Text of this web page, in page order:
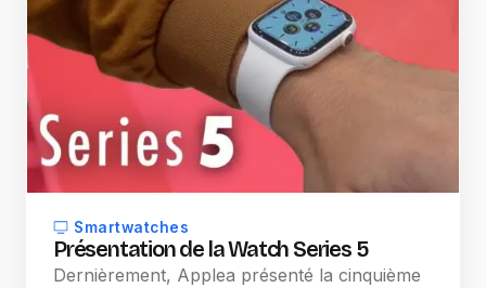
Smartwatches
Présentation de la Watch Series 5
Dernièrement, Applea présenté la cinquième